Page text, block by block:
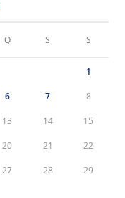
Q S S
1
6 7 8
13 14 15
20 21 22
27 28 29